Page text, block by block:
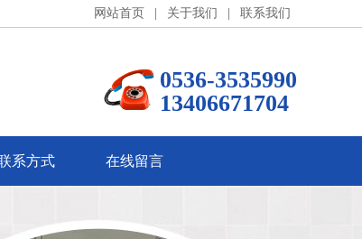
网站首页 关于我们 联系我们
0536-3535990
13406671704
系方式 在线留言